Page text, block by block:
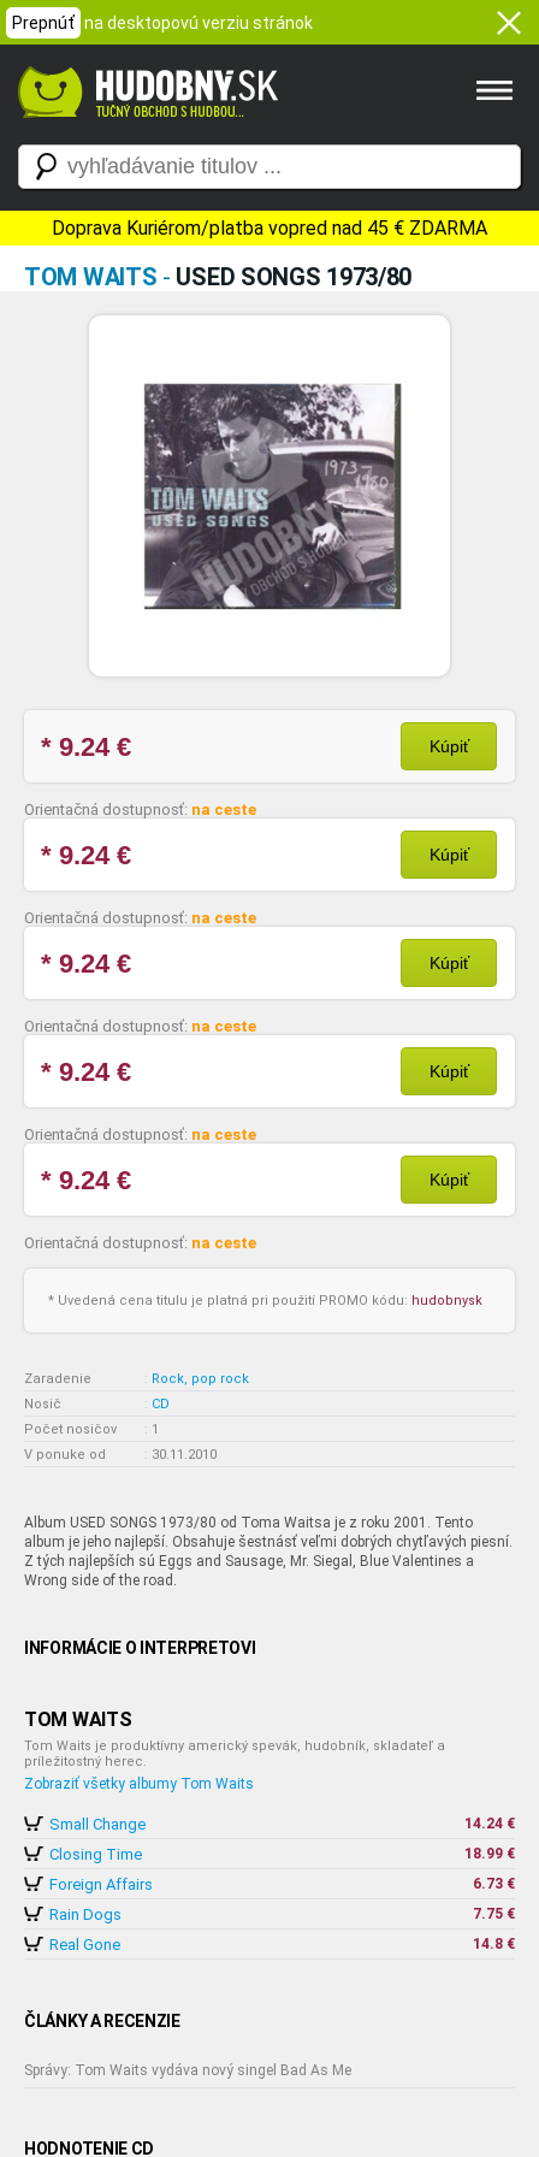
Prepnúť na desktopovú verziu stránok
Doprava Kuriérom/platba vopred nad 45 € ZDARMA
TOM WAITS - USED SONGS 1973/80
* 9.24€ Kúpiť
Orientačná dostupnosť: na ceste
* 9.24€ Kúpiť
Orientačná dostupnosť: na ceste
* 9.24€ Kúpiť
Orientačná dostupnosť: na ceste
* 9.24€ Kúpiť
Orientačná dostupnosť: na ceste
* 9.24€ Kúpiť
Orientačná dostupnosť: na ceste
* Uvedená cena titulu je platná pri použití PROMO kódu: hudobnysk
Zaradenie : Rock, pop rock
Nosič
: CD
Počet nosičov
: 1
V ponuke od
: 30.11.2010
Album USED SONGS 1973/80 od Toma Waitsa je z roku 2001. Tento
album je jeho najlepší. Obsahuje šestnásť veľmi dobrých chytľavých piesní.
Z tých najlepších sú Eggs and Sausage, Mr. Siegal, Blue Valentines a
Wrong side of the road.
INFORMÁCIE O INTERPRETOVI
TOM WAITS
Tom Waits je produktívny americký spevák, hudobník, skladateľ a
príležitostný herec.
Zobraziť všetky albumy Tom Waits
Small Change 14.24 €
Closing Time 18.99 €
Foreign Affairs 6.73 €
Rain Dogs 7.75 €
Real Gone 14.8 €
ČLÁNKY A RECENZIE
Správy: Tom Waits vydáva nový singel Bad As Me
HODNOTENIE CD